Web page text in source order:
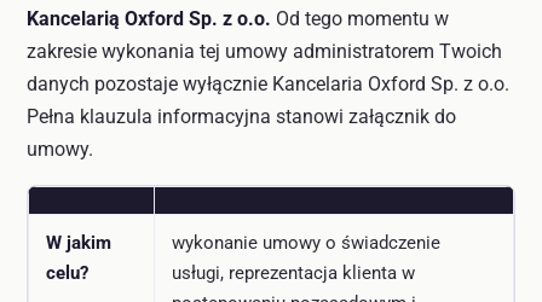
Kancelarią Oxford Sp. z o.o. Od tego momentu w
zakresie wykonania tej umowy administratorem Twoich
danych pozostaje wyłącznie Kancelaria Oxford Sp. z o.o.
Pełna klauzula informacyjna stanowi załącznik do
umowy.
W jakim
celu?
wykonanie umowy o świadczenie
usługi, reprezentacja klienta w